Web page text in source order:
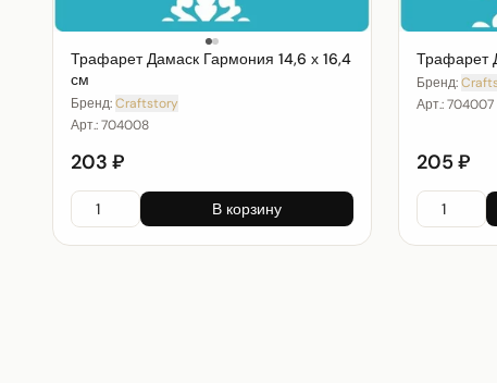
Трафарет Дамаск Гармония 14,6 х 16,4
см
Бренд:Craftstory
Арт.:704008
203 ₽
В корзину
Трафарет
Бренд:
Арт.:704007
205 ₽